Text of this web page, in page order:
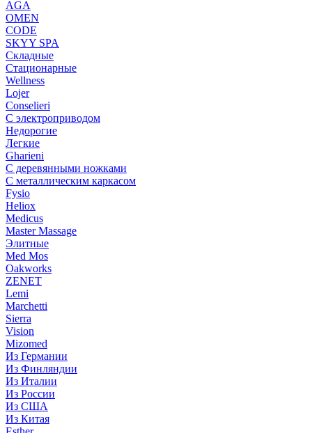
AGA
OMEN
CODE
SKYY SPA
Складные
Стационарные
Wellness
Lojer
Conselieri
С электроприводом
Недорогие
Легкие
Gharieni
С деревянными ножками
С металлическим каркасом
Fysio
Heliox
Medicus
Master Massage
Элитные
Med Mos
Oakworks
ZENET
Lemi
Marchetti
Sierra
Vision
Mizomed
Из Германии
Из Финляндии
Из Италии
Из России
Из США
Из Китая